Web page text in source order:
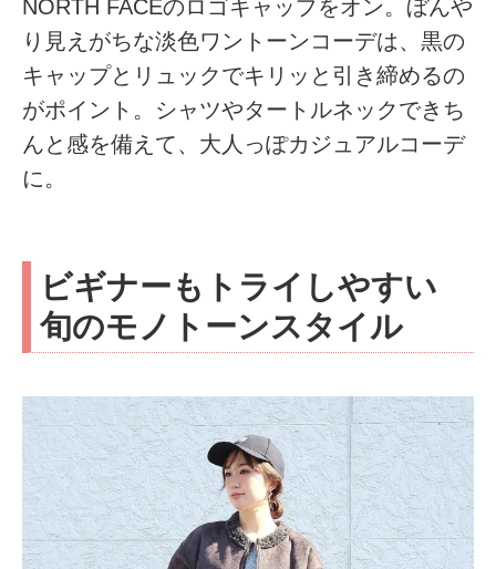
NORTH FACEのロゴキャップをオン。ぼんや
り見えがちな淡色ワントーンコーデは、黒の
キャップとリュックでキリッと引き締めるの
がポイント。シャツやタートルネックできち
んと感を備えて、大人っぽカジュアルコーデ
に。
ビギナーもトライしやすい
旬のモノトーンスタイル